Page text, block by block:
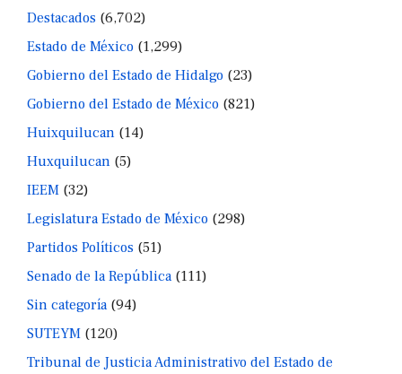
Destacados (6,702)
Estado de México (1,299)
Gobierno del Estado de Hidalgo (23)
Gobierno del Estado de México (821)
Huixquilucan (14)
Huxquilucan (5)
IEEM (32)
Legislatura Estado de México (298)
Partidos Políticos (51)
Senado de la República(111)
Sin categoría(94)
SUTEYM (120)
Tribunal de Justicia Administrativo del Estado de